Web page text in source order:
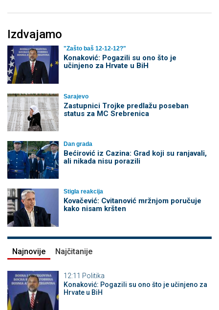
Izdvajamo
"Zašto baš 12-12-12?"
Konaković: Pogazili su ono što je
učinjeno za Hrvate u BiH
Sarajevo
Zastupnici Trojke predlažu poseban
status za MC Srebrenica
Dan grada
Bećirović iz Cazina: Grad koji su ranjavali,
ali nikada nisu porazili
Stigla reakcija
Kovačević: Cvitanović mržnjom poručuje
kako nisam kršten
Najnovije Najčitanije
12:11 Politika
Konaković: Pogazili su ono što je učinjeno za
Hrvate u BiH